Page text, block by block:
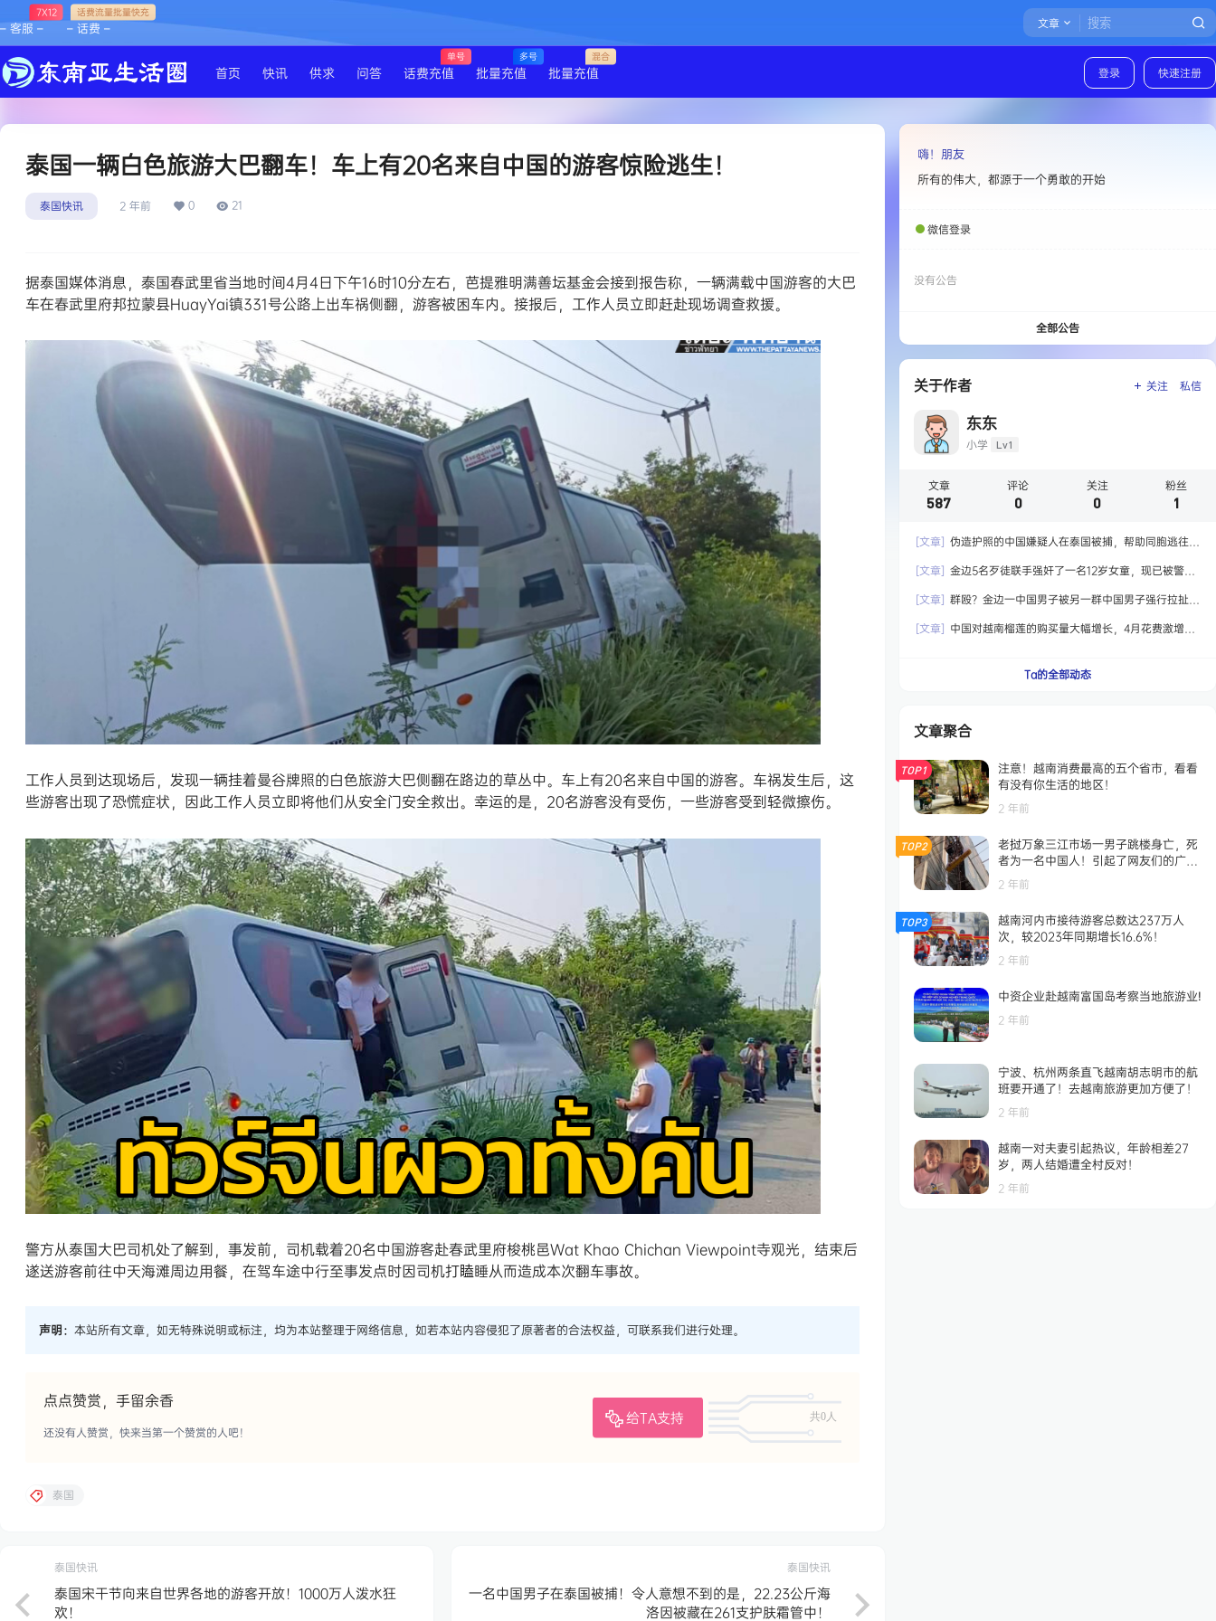
– 客服 –
7X12
– 话费 –
话费流量批量快充
文章
登录 快速注册
首页 快讯 供求 问答 话费充值
单号
批量充值
多号
批量充值
混合
泰国一辆白色旅游大巴翻车！车上有20名来自中国的游客惊险逃生！
泰国快讯 2 年前 0 21
据泰国媒体消息，泰国春武里省当地时间4月4日下午16时10分左右，芭提雅明满善坛基金会接到报告称，一辆满载中国游客的大巴
车在春武里府邦拉蒙县HuayYai镇331号公路上出车祸侧翻，游客被困车内。接报后，工作人员立即赶赴现场调查救援。
工作人员到达现场后，发现一辆挂着曼谷牌照的白色旅游大巴侧翻在路边的草丛中。车上有20名来自中国的游客。车祸发生后，这
些游客出现了恐慌症状，因此工作人员立即将他们从安全门安全救出。幸运的是，20名游客没有受伤，一些游客受到轻微擦伤。
警方从泰国大巴司机处了解到，事发前，司机载着20名中国游客赴春武里府梭桃邑Wat Khao Chichan Viewpoint寺观光，结束后
遂送游客前往中天海滩周边用餐，在驾车途中行至事发点时因司机打瞌睡从而造成本次翻车事故。
声明： 本站所有文章，如无特殊说明或标注，均为本站整理于网络信息，如若本站内容侵犯了原著者的合法权益，可联系我们进行处理。
点点赞赏，手留余香
给TA支持 共0人
还没有人赞赏，快来当第一个赞赏的人吧！
泰国
泰国快讯
泰国宋干节向来自世界各地的游客开放！1000万人泼水狂
欢！
泰国快讯
一名中国男子在泰国被捕！令人意想不到的是，22.23公斤海
洛因被藏在261支护肤霜管中！
嗨！朋友
所有的伟大，都源于一个勇敢的开始
微信登录
没有公告
全部公告
关于作者 关注 私信
东东
小学 Lv1
文章
587
评论
0
关注
0
粉丝
1
[文章] 伪造护照的中国嫌疑人在泰国被捕，帮助同胞逃往国
[文章] 金边5名歹徒联手强奸了一名12岁女童，现已被警方
[文章] 群殴？金边一中国男子被另一群中国男子强行拉扯，
[文章] 中国对越南榴莲的购买量大幅增长，4月花费激增6.5
Ta的全部动态
文章聚合
TOP1
注意！越南消费最高的五个省市，看看
有没有你生活的地区！
2 年前
TOP2
老挝万象三江市场一男子跳楼身亡，死
者为一名中国人！引起了网友们的广泛
关注！
2 年前
TOP3
越南河内市接待游客总数达237万人
次，较2023年同期增长16.6%！
2 年前
中资企业赴越南富国岛考察当地旅游业!
2 年前
宁波、杭州两条直飞越南胡志明市的航
班要开通了！去越南旅游更加方便了！
2 年前
越南一对夫妻引起热议，年龄相差27
岁，两人结婚遭全村反对！
2 年前